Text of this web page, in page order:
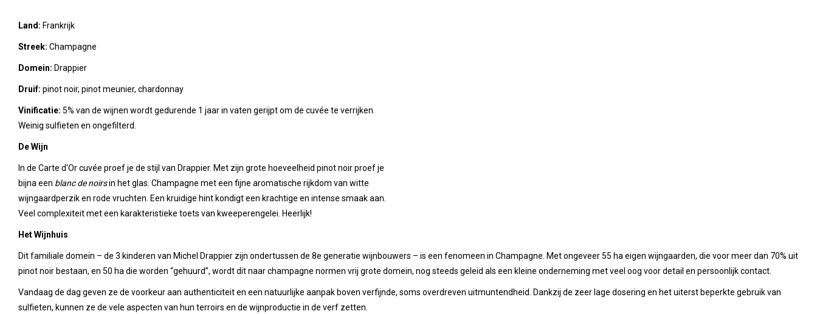
Land: Frankrijk
Streek: Champagne
Domein: Drappier
Druif: pinot noir, pinot meunier, chardonnay
Vinificatie: 5% van de wijnen wordt gedurende 1 jaar in vaten gerijpt om de cuvée te verrijken.
Weinig sulfieten en ongefilterd.
De Wijn
In de Carte d'Or cuvée proef je de stijl van Drappier. Met zijn grote hoeveelheid pinot noir proef je
bijna een blanc de noirsin het glas. Champagne met een fijne aromatische rijkdom van witte
wijngaardperzik en rode vruchten. Een kruidige hint kondigt een krachtige en intense smaak aan.
Veel complexiteit met een karakteristieke toets van kweeperengelei. Heerlijk!
Het Wijnhuis
Dit familiale domein – de 3 kinderen van Michel Drappier zijn ondertussen de 8e generatie wijnbouwers – is een fenomeen in Champagne. Met ongeveer 55 ha eigen wijngaarden, die voor meer dan 70% uit
pinot noir bestaan, en 50 ha die worden “gehuurd”, wordt dit naar champagne normen vrij grote domein, nog steeds geleid als een kleine onderneming met veel oog voor detail en persoonlijk contact.
Vandaag de dag geven ze de voorkeur aan authenticiteit en een natuurlijke aanpak boven verfijnde, soms overdreven uitmuntendheid. Dankzij de zeer lage dosering en het uiterst beperkte gebruik van
sulfieten, kunnen ze de vele aspecten van hun terroirs en de wijnproductie in de verf zetten.